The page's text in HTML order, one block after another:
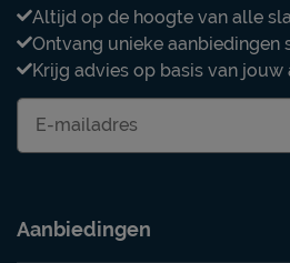
Altijd op de hoogte van alle
Ontvang unieke aanbiedingen
Krijg advies op basis van jouw
Aanbiedingen